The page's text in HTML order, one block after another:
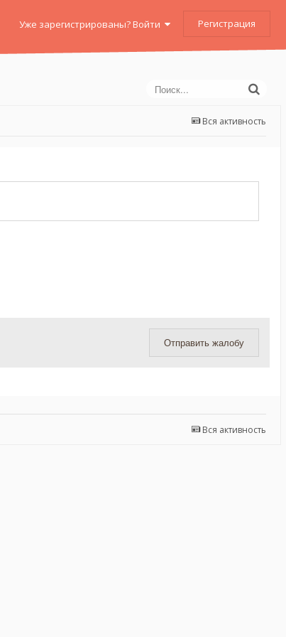
Уже зарегистрированы? Войти Регистрация
Вся активность
Отправить жалобу
Вся активность